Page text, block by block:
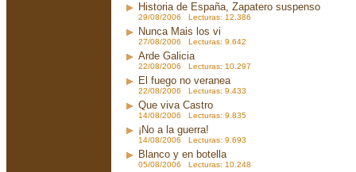
Historia de España, Zapatero suspenso
29/08/2006 Lecturas: 12.386
Nunca Mais los vi
27/08/2006 Lecturas: 9.642
Arde Galicia
22/08/2006 Lecturas: 10.297
El fuego no veranea
22/08/2006 Lecturas: 9.433
Que viva Castro
14/08/2006 Lecturas: 9.835
¡No a la guerra!
14/08/2006 Lecturas: 9.693
Blanco y en botella
05/08/2006 Lecturas: 10.248